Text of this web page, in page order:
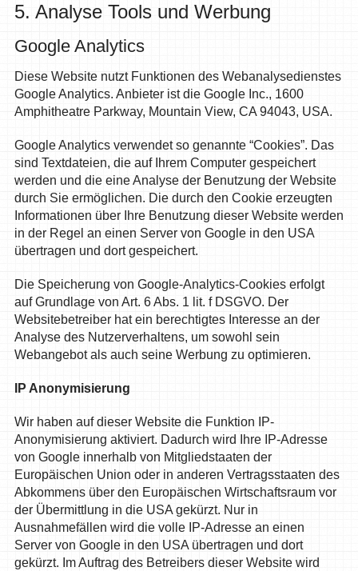
5. Analyse Tools und Werbung
Google Analytics
Diese Website nutzt Funktionen des Webanalysedienstes
Google Analytics. Anbieter ist die Google Inc., 1600
Amphitheatre Parkway, Mountain View, CA 94043, USA.
Google Analytics verwendet so genannte “Cookies”. Das
sind Textdateien, die auf Ihrem Computer gespeichert
werden und die eine Analyse der Benutzung der Website
durch Sie ermöglichen. Die durch den Cookie erzeugten
Informationen über Ihre Benutzung dieser Website werden
in der Regel an einen Server von Google in den USA
übertragen und dort gespeichert.
Die Speicherung von Google-Analytics-Cookies erfolgt
auf Grundlage von Art. 6 Abs. 1 lit. f DSGVO. Der
Websitebetreiber hat ein berechtigtes Interesse an der
Analyse des Nutzerverhaltens, um sowohl sein
Webangebot als auch seine Werbung zu optimieren.
IP Anonymisierung
Wir haben auf dieser Website die Funktion IP-
Anonymisierung aktiviert. Dadurch wird Ihre IP-Adresse
von Google innerhalb von Mitgliedstaaten der
Europäischen Union oder in anderen Vertragsstaaten des
Abkommens über den Europäischen Wirtschaftsraum vor
der Übermittlung in die USA gekürzt. Nur in
Ausnahmefällen wird die volle IP-Adresse an einen
Server von Google in den USA übertragen und dort
gekürzt. Im Auftrag des Betreibers dieser Website wird